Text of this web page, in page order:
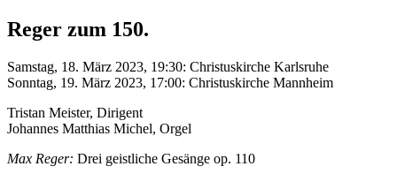
Reger zum 150.
Samstag, 18. März 2023, 19:30: Christuskirche Karlsruhe
Sonntag, 19. März 2023, 17:00: Christuskirche Mannheim
Tristan Meister, Dirigent
Johannes Matthias Michel, Orgel
Max Reger: Drei geistliche Gesänge op. 110